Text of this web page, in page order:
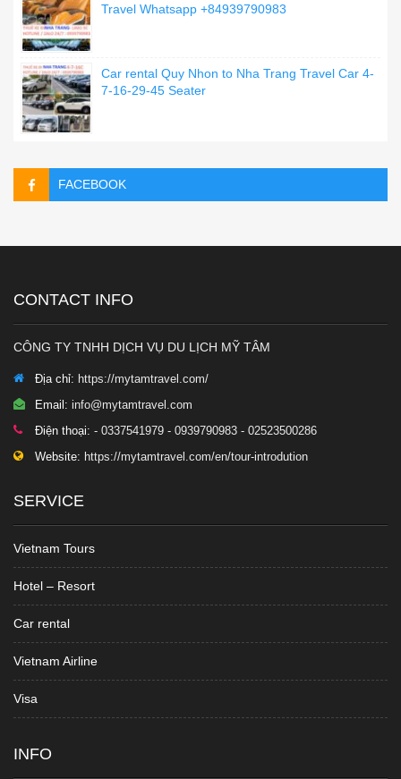
Travel Whatsapp +84939790983
Car rental Quy Nhon to Nha Trang Travel Car 4-
7-16-29-45 Seater
FACEBOOK
CONTACT INFO
CÔNG TY TNHH DỊCH VỤ DU LỊCH MỸ TÂM
Địa chỉ: https://mytamtravel.com/
Email: info@mytamtravel.com
Điện thoại: - 0337541979 - 0939790983 - 02523500286
Website: https://mytamtravel.com/en/tour-introdution
SERVICE
Vietnam Tours
Hotel – Resort
Car rental
Vietnam Airline
Visa
INFO